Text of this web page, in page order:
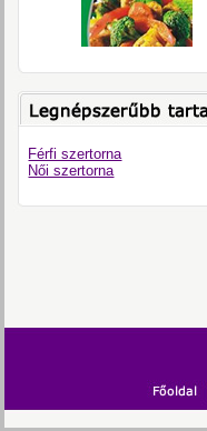
Férfi szertorna
Női szertorna